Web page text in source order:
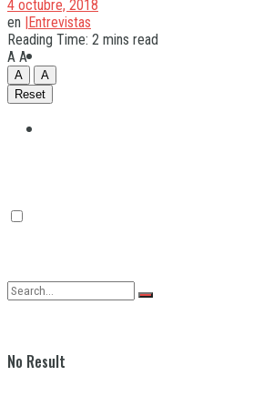
No Result
4 octubre, 2018
en |Entrevistas
Reading Time: 2 mins read
A A
A
A
Reset